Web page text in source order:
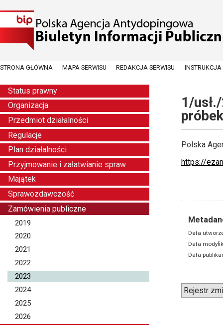
STRONA GŁÓWNA MAPA SERWISU REDAKCJA SERWISU INSTRUKCJA
Status prawny
Organizacja
Przedmiot działalności
Regulacje
Plan działalności
Przyjmowanie i załatwianie spraw
Majątek
Sprawozdawczość
Zamówienia publiczne
2019
2020
2021
2022
2023
2024
2025
2026
1/
Polska
https://
Data
Data
Data
Rejestr